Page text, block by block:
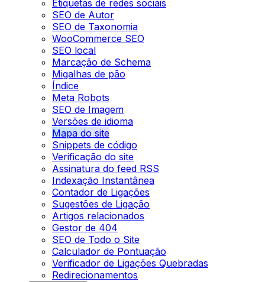
Etiquetas de redes sociais
SEO de Autor
SEO de Taxonomia
WooCommerce SEO
SEO local
Marcação de Schema
Migalhas de pão
Índice
Meta Robots
SEO de Imagem
Versões de idioma
Mapa do site
Snippets de código
Verificação do site
Assinatura do feed RSS
Indexação Instantânea
Contador de Ligações
Sugestões de Ligação
Artigos relacionados
Gestor de 404
SEO de Todo o Site
Calculador de Pontuação
Verificador de Ligações Quebradas
Redirecionamentos